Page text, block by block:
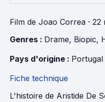
Film de Joao Correa ·
Genres : Drame, Biopic,
Pays d'origine : Portugal
Fiche technique
L'histoire de Aristide De